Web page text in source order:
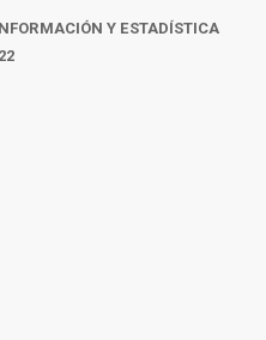
Y ESTADÍSTICA